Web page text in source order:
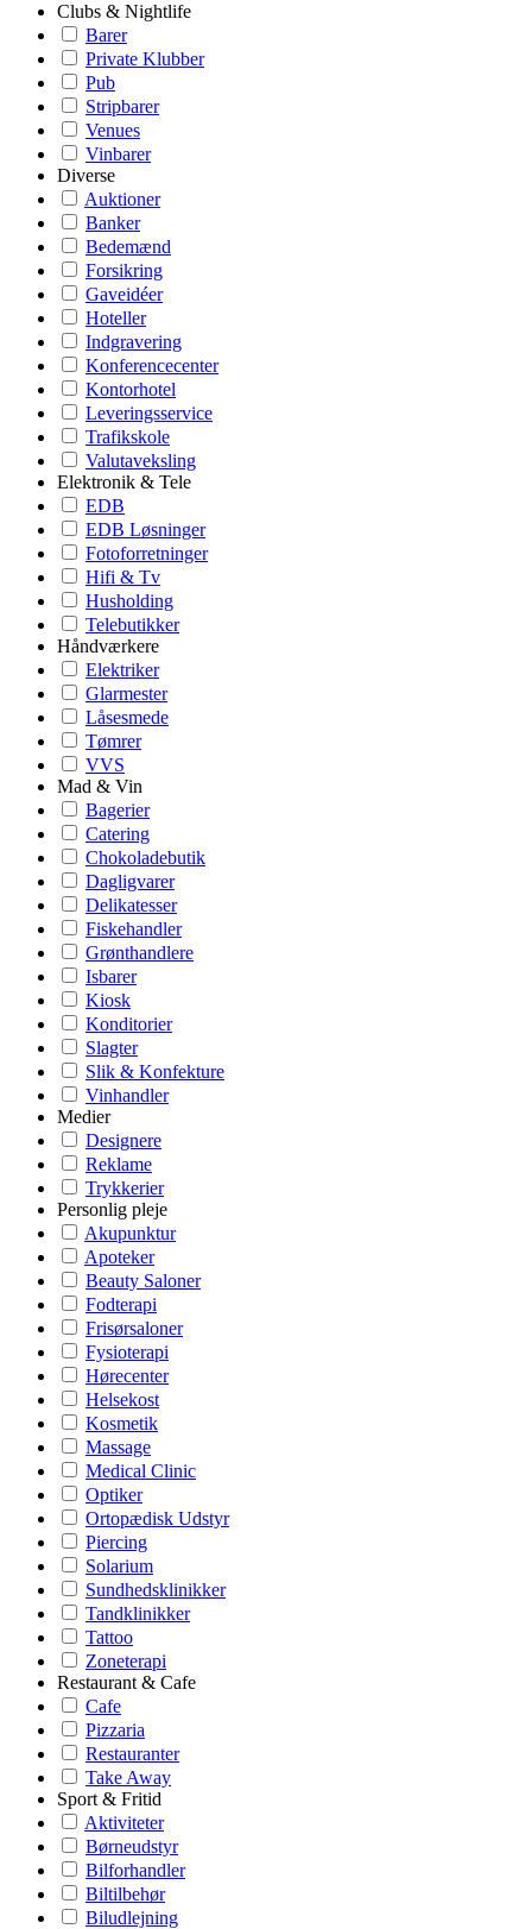
Clubs & Nightlife
Barer
Private Klubber
Pub
Stripbarer
Venues
Vinbarer
Diverse
Auktioner
Banker
Bedemænd
Forsikring
Gaveidéer
Hoteller
Indgravering
Konferencecenter
Kontorhotel
Leveringsservice
Trafikskole
Valutaveksling
Elektronik & Tele
EDB
EDB Løsninger
Fotoforretninger
Hifi & Tv
Husholding
Telebutikker
Håndværkere
Elektriker
Glarmester
Låsesmede
Tømrer
VVS
Mad & Vin
Bagerier
Catering
Chokoladebutik
Dagligvarer
Delikatesser
Fiskehandler
Grønthandlere
Isbarer
Kiosk
Konditorier
Slagter
Slik & Konfekture
Vinhandler
Medier
Designere
Reklame
Trykkerier
Personlig pleje
Akupunktur
Apoteker
Beauty Saloner
Fodterapi
Frisørsaloner
Fysioterapi
Hørecenter
Helsekost
Kosmetik
Massage
Medical Clinic
Optiker
Ortopædisk Udstyr
Piercing
Solarium
Sundhedsklinikker
Tandklinikker
Tattoo
Zoneterapi
Restaurant & Cafe
Cafe
Pizzaria
Restauranter
Take Away
Sport & Fritid
Aktiviteter
Børneudstyr
Bilforhandler
Biltilbehør
Biludlejning